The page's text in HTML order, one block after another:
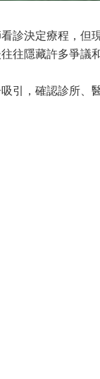
診決定療程，但
往隱藏許多爭議和
引，確認診所、